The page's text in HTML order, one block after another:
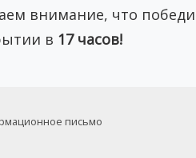
внимание, что
в 17 часов!
письмоФайл